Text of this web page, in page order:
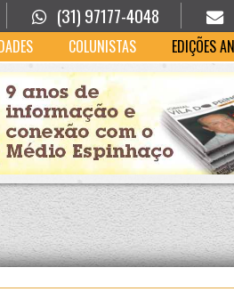
(31) 97177-4048
COLUNISTAS EDIÇÕES